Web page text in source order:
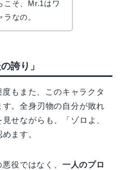
こそ、Mr.1はワ
なの。
誇り」
もまた、このキャラクタ
。全身刃物の自分が敗れ
せながらも、「ゾロよ、
ます。
役ではなく、 一人のプロ